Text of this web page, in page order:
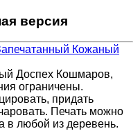
версия
Кожаный
Доспех Кошмаров,
ограничены.
придать
Печать можно
в любой из деревень.